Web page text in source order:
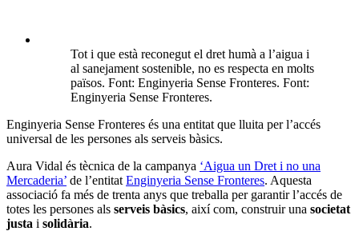
Tot i que està reconegut el dret humà a l’aigua i
al sanejament sostenible, no es respecta en molts
països. Font: Enginyeria Sense Fronteres. Font:
Enginyeria Sense Fronteres.
Enginyeria Sense Fronteres és una entitat que lluita per l’accés
universal de les persones als serveis bàsics.
Aura Vidal és tècnica de la campanya ‘Aigua un Dret i no una
Mercaderia’ de l’entitat Enginyeria Sense Fronteres. Aquesta
associació fa més de trenta anys que treballa per garantir l’accés de
totes les persones als serveis bàsics, així com, construir una societat
justa i solidària.